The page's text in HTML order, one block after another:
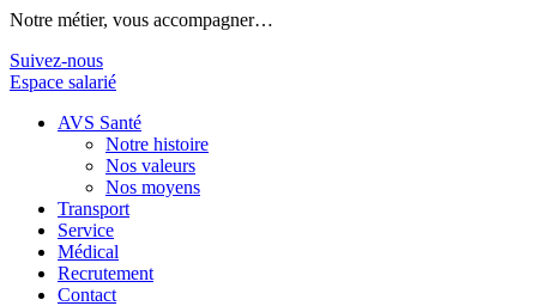
Notre métier, vous accompagner…
Suivez-nous
Espace salarié
AVS Santé
Notre histoire
Nos valeurs
Nos moyens
Transport
Service
Médical
Recrutement
Contact